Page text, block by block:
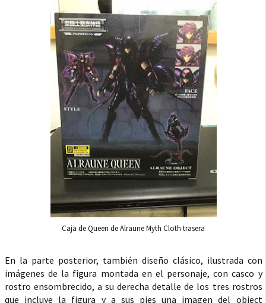
Caja de Queen de Alraune Myth Cloth trasera
En la parte posterior, también diseño clásico, ilustrada con
imágenes de la figura montada en el personaje, con casco y
rostro ensombrecido, a su derecha detalle de los tres rostros
que incluye la figura y a sus pies una imagen del object